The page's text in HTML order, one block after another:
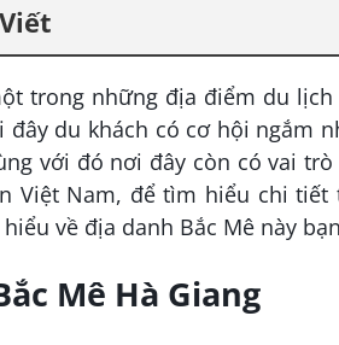
trong những địa điểm du
đây du khách có cơ hội ngắm
với đó nơi đây còn có vai
Việt Nam, để tìm hiểu chi
về địa danh Bắc Mê này
Mê Hà Giang